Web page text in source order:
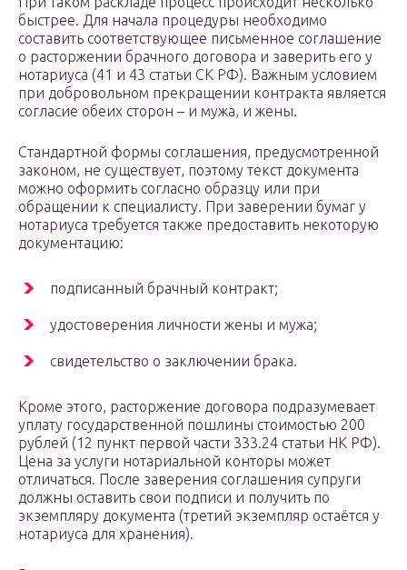
быстрее. Для начала процедуры необходимо
составить соответствующее письменное соглашение
о расторжении брачного договора и заверить его у
нотариуса (41 и 43 статьи СК РФ). Важным условием
при добровольном прекращении контракта является
согласие обеих сторон – и мужа, и жены.
Стандартной формы соглашения, предусмотренной
законом, не существует, поэтому текст документа
можно оформить согласно образцу или при
обращении к специалисту. При заверении бумаг у
нотариуса требуется также предоставить некоторую
документацию:
подписанный брачный контракт;
удостоверения личности жены и мужа;
свидетельство о заключении брака.
Кроме этого, расторжение договора подразумевает
уплату государственной пошлины стоимостью 200
рублей (12 пункт первой части 333.24 статьи НК РФ).
Цена за услуги нотариальной конторы может
отличаться. После заверения соглашения супруги
должны оставить свои подписи и получить по
экземпляру документа (третий экземпляр остаётся у
нотариуса для хранения).